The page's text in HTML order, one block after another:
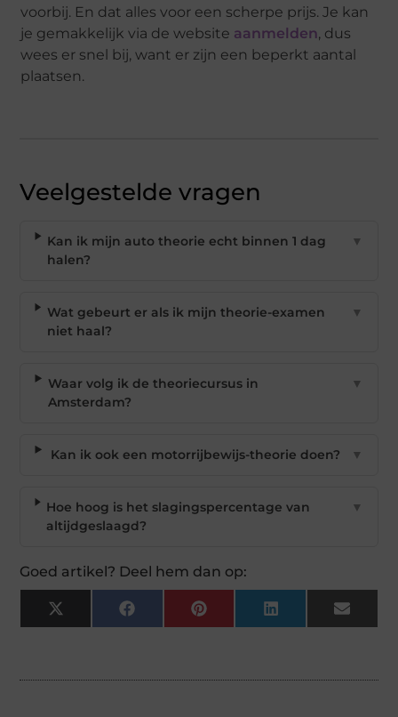
voorbij. En dat alles voor een scherpe prijs. Je kan
je gemakkelijk via de website aanmelden, dus
wees er snel bij, want er zijn een beperkt aantal
plaatsen.
Veelgestelde vragen
Kan ik mijn auto theorie echt binnen 1 dag
halen?
▼
Wat gebeurt er als ik mijn theorie-examen
niet haal?
▼
Waar volg ik de theoriecursus in
Amsterdam?
▼
Kan ik ook een motorrijbewijs-theorie doen? ▼
Hoe hoog is het slagingspercentage van
altijdgeslaagd?
▼
Goed artikel? Deel hem dan op:
X
(Twitter)
Facebook Pinterest LinkedIn Email